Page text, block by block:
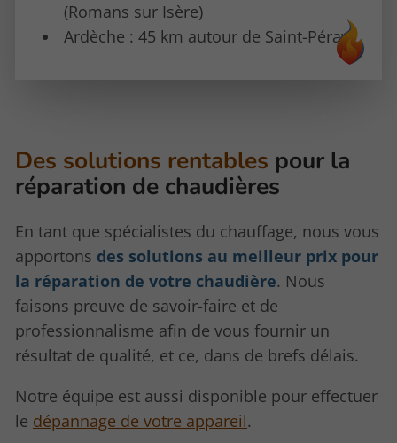
(Romans sur Isère)
Ardèche : 45 km autour de Saint-Péray
Des solutions rentables pour la
réparation de chaudières
En tant que spécialistes du chauffage, nous vous
apportons des solutions au meilleur prix pour
la réparation de votre chaudière. Nous
faisons preuve de savoir-faire et de
professionnalisme afin de vous fournir un
résultat de qualité, et ce, dans de brefs délais.
Notre équipe est aussi disponible pour effectuer
le dépannage de votre appareil.